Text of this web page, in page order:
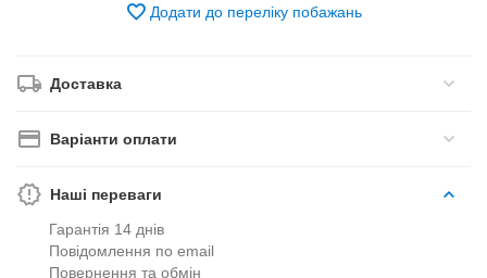
Додати до переліку побажань
Доставка
Варіанти оплати
Наші переваги
Гарантія 14 днів
Повідомлення по email
Повернення та обмін